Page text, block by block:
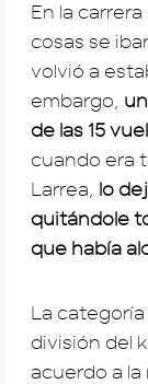
En la
cosas se
volvió a
embargo,
de las 15
cuando era
Larrea, lo
quitándole
que había
La categoría
división del
acuerdo a